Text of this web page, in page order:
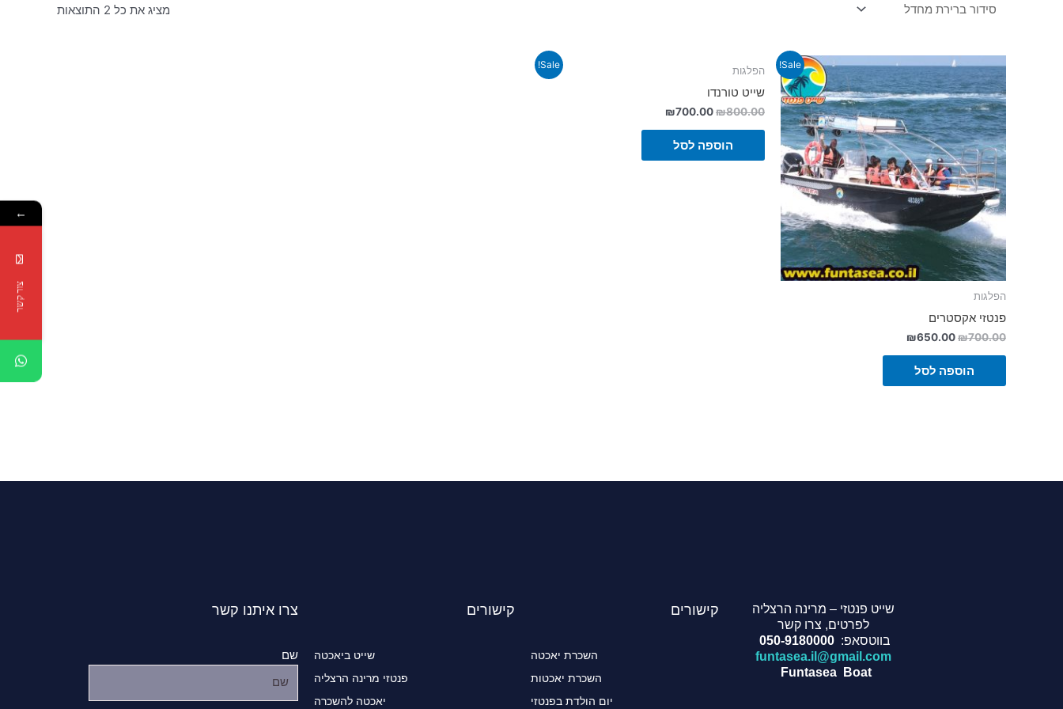
מציג את כל 2 התוצאות
Sale!
הפלגות
פנטזי אקסטרים
₪700.00
₪650.00
הוספה לסל
Sale!
הפלגות
שייט טורנדו
₪800.00
₪700.00
הוספה לסל
שייט פנטזי – מרינה הרצליה
לפרטים, צרו קשר
בווטסאפ:050-9180000
funtasea.il@gmail.com
Funtasea Boat
קישורים
השכרת יאכטה
השכרת יאכטות
יום הולדת בפנטזי
קישורים
שייט ביאכטה
פנטזי מרינה הרצליה
יאכטה להשכרה
צרו איתנו קשר
שם
←
צור קשר